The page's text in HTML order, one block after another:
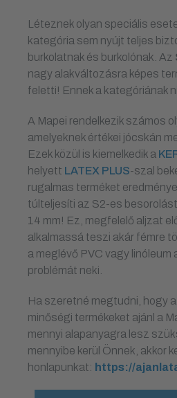
Léteznek olyan speciális
kategória sem nyújt teljes
burkolatnak és burkolónak. Az
nagy alakváltozásra képes
feletti! Ennek a kategóriának
A Mapei rendelkezik számos
amelyeknek értékei jócskán
Ezek közül is kiemelkedik a
helyett LATEX PLUS-szal
rugalmas terméket
túlteljesíti az S2-es
14 mm! Ez, megfelelő aljzat
alkalmassá teszi akár fémre
a meglévő PVC vagy linóleum
problémát neki.
Ha szeretné megtudni, hogy
minőségi termékeket ajánl a
mennyi alapanyagra lesz
mennyibe kerül Önnek, akkor
honlapunkat: https://